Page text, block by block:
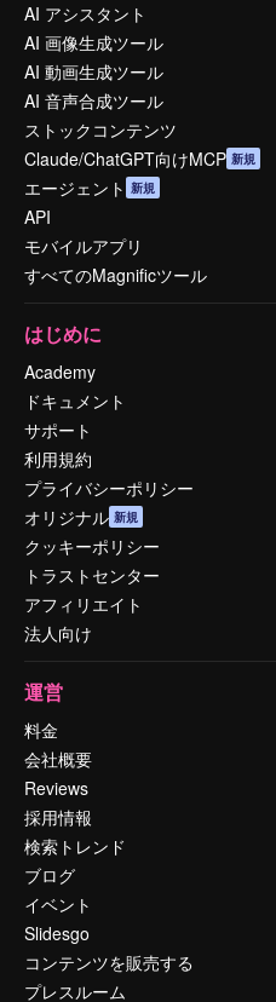
AI アシスタント
AI 画像生成ツール
AI 動画生成ツール
AI 音声合成ツール
ストックコンテンツ
Claude/ChatGPT向けMCP 新規
エージェント 新規
API
モバイルアプリ
すべてのMagnificツール
はじめに
Academy
ドキュメント
サポート
利用規約
プライバシーポリシー
オリジナル 新規
クッキーポリシー
トラストセンター
アフィリエイト
法人向け
運営
料金
会社概要
Reviews
採用情報
検索トレンド
ブログ
イベント
Slidesgo
コンテンツを販売する
プレスルーム